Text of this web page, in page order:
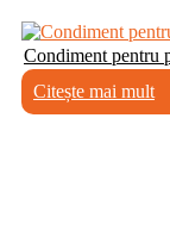
Condiment pentru
Citește mai mult